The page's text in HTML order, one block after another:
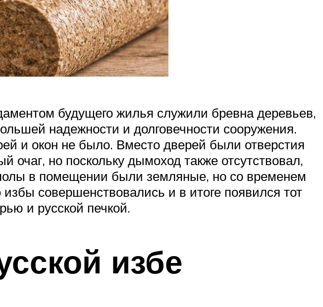
будущего жилья служили бревна деревьев,
надежности и долговечности сооружения.
и окон не было. Вместо дверей были отверстия
но поскольку дымоход также отсутствовал,
в помещении были земляные, но со временем
совершенствовались и в итоге появился тот
и русской печкой.
избе